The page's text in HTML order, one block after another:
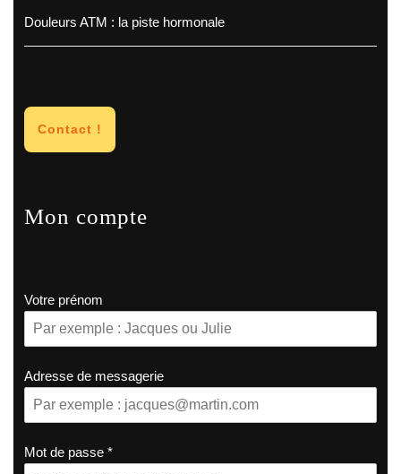
Douleurs ATM : la piste hormonale
Contact !
Mon compte
Votre prénom
Adresse de messagerie
Mot de passe *